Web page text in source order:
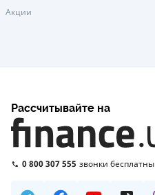
Акции
Рассчитывайте на
0 800 307 555 звонки бесплатны